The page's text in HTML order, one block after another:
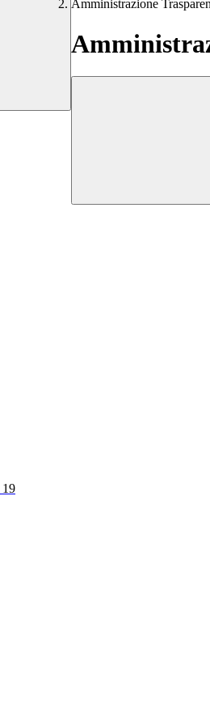
Amministrazione
19